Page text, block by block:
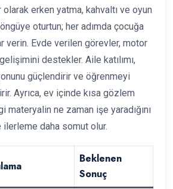
olarak erken yatma, kahvaltı ve oyun
oturtun; her adımda çocuğa
verin. Evde verilen görevler, motor
destekler. Aile katılımı,
güçlendirir ve öğrenmeyi
Ayrıca, ev içinde kısa gözlem
materyalin ne zaman işe yaradığını
daha somut olur.
Beklenen
Sonuç